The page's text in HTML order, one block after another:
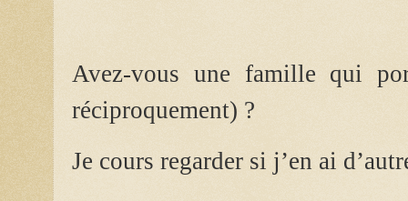
Avez-vous une famille qui
réciproquement) ?
Je cours regarder si j’en ai